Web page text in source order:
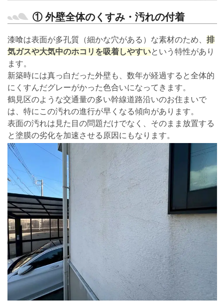
① 外壁全体のくすみ・汚れの付着
漆喰は表面が多孔質（細かな穴がある）な素材のため、 排
気ガスや大気中のホコリを吸着しやすいという特性があり
ます。
新築時には真っ白だった外壁も、数年が経過すると全体的
にくすんだグレーがかった色合いになってきます。
鶴見区のような交通量の多い幹線道路沿いのお住まいで
は、特にこの汚れの進行が早くなる傾向があります。
表面の汚れは見た目の問題だけでなく、そのまま放置する
と塗膜の劣化を加速させる原因にもなります。